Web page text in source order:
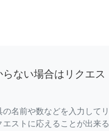
ない場合はリクエス
名前や数などを入力してリ
ストに応えることが出来る